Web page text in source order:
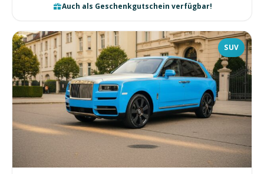
Auch als Geschenkgutschein verfügbar!
SUV